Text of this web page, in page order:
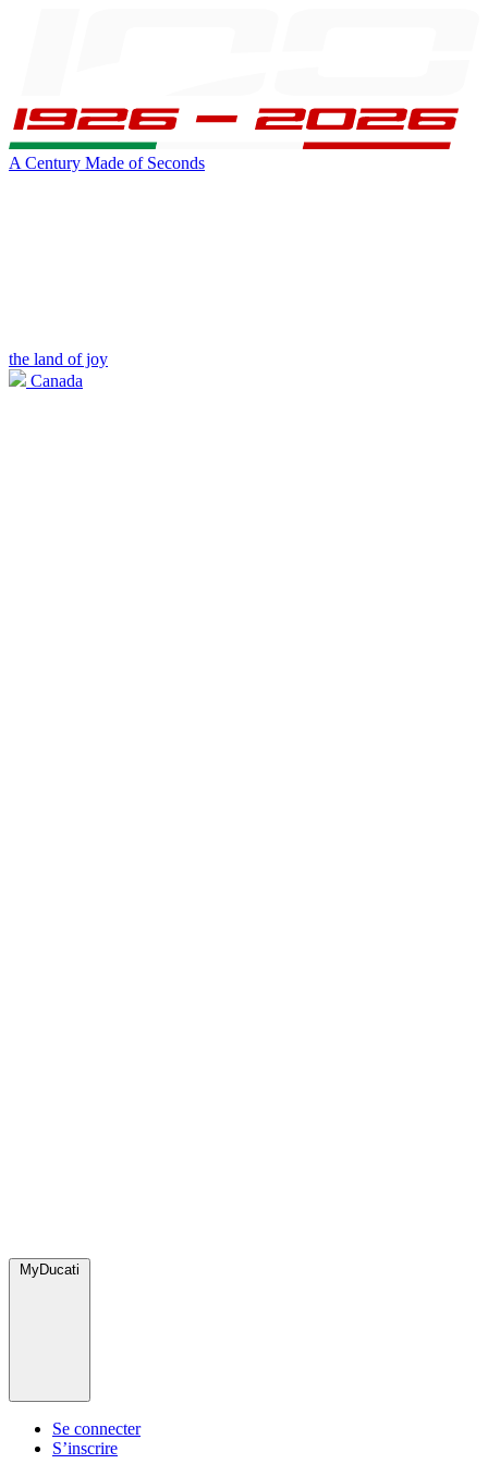
A Century Made of Seconds
the land of joy
Canada
MyDucati
Se connecter
S’inscrire